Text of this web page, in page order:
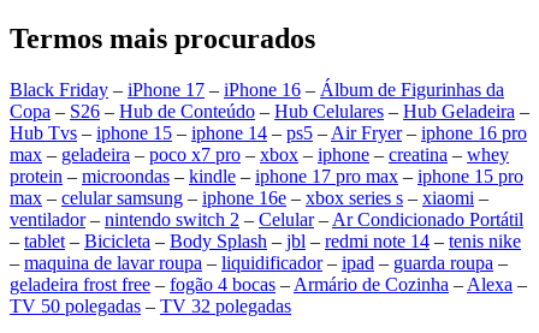
Termos mais procurados
Black Friday – iPhone 17 – iPhone 16 – Álbum de Figurinhas da
Copa – S26 – Hub de Conteúdo – Hub Celulares – Hub Geladeira –
Hub Tvs – iphone 15 – iphone 14 – ps5 – Air Fryer– iphone 16 pro
max – geladeira – poco x7 pro – xbox – iphone – creatina – whey
protein – microondas – kindle – iphone 17 pro max – iphone 15 pro
max – celular samsung – iphone 16e – xbox series s – xiaomi –
ventilador– nintendo switch 2 – Celular– Ar Condicionado Portátil
– tablet – Bicicleta – Body Splash – jbl – redmi note 14 – tenis nike
– maquina de lavar roupa – liquidificador– ipad – guarda roupa –
geladeira frost free – fogão 4 bocas – Armário de Cozinha – Alexa –
TV 50 polegadas – TV 32 polegadas